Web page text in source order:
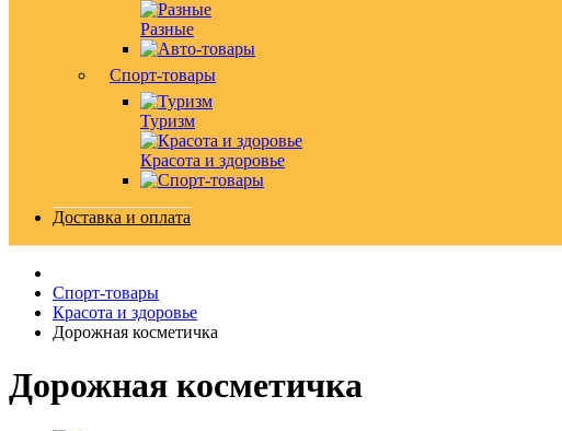
Разные
Спорт-товары
Туризм
Красота и здоровье
Доставка и оплата
Спорт-товары
Красота и здоровье
Дорожная косметичка
Дорожная косметичка